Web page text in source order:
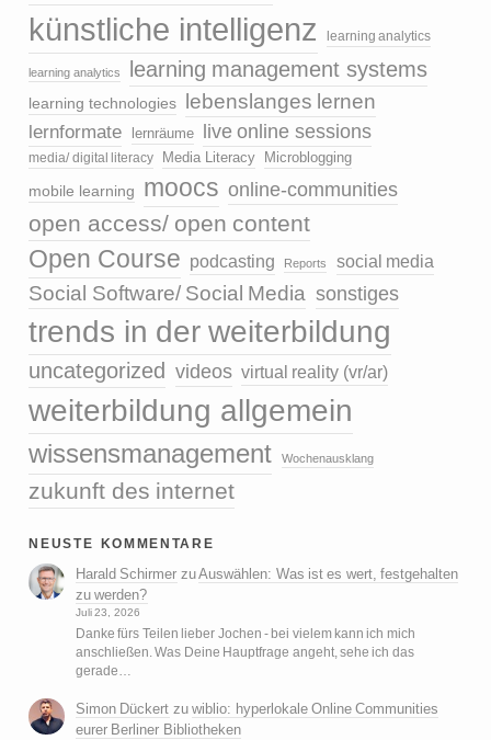
künstliche intelligenz learning analytics
learning analytics learning management systems
learning technologies lebenslanges lernen
lernformate lernräume live online sessions
media/ digital literacy Media Literacy Microblogging
mobile learning moocs online-communities
open access/ open content
Open Course podcasting Reports social media
Social Software/ Social Media sonstiges
trends in der weiterbildung
uncategorized videos virtual reality (vr/ar)
weiterbildung allgemein
wissensmanagement Wochenausklang
zukunft des internet
neuste kommentare
Harald Schirmer zuAuswählen: Was ist es wert, festgehalten
zu werden?
Juli 23, 2026
Danke fürs Teilen lieber Jochen - bei vielem kann ich mich
anschließen. Was Deine Hauptfrage angeht, sehe ich das
gerade…
Simon Dückert zuwiblio: hyperlokale Online Communities
eurer Berliner Bibliotheken